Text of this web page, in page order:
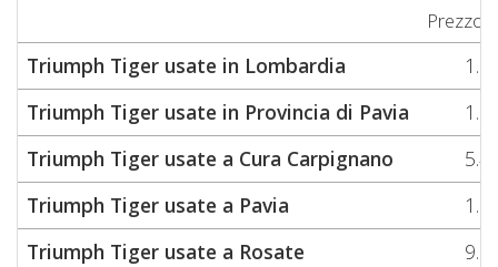
Prezzo
Triumph Tiger usate in Lombardia
Triumph Tiger usate in Provincia di Pavia
Triumph Tiger usate a Cura Carpignano
Triumph Tiger usate a Pavia
Triumph Tiger usate a Rosate